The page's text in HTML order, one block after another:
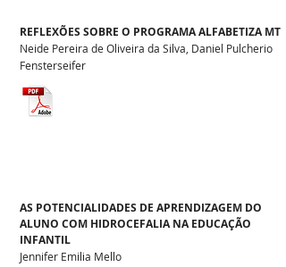
Neide Pereira de Oliveira da Silva, Daniel Pulcherio
Fensterseifer
REFLEXÕES SOBRE O PROGRAMA ALFABETIZA MT
Jennifer Emilia Mello
AS POTENCIALIDADES DE APRENDIZAGEM DO
ALUNO COM HIDROCEFALIA NA EDUCAÇÃO
INFANTIL